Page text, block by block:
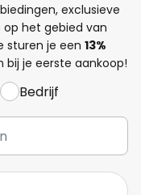
exclusieve
het gebied van
sturen je een 13%
je eerste aankoop!
Bedrijf